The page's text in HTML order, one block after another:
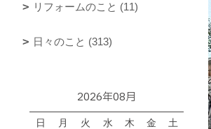
リフォームのこと (11)
日々のこと (313)
2026年08月
日 月 火 水 木 金
土